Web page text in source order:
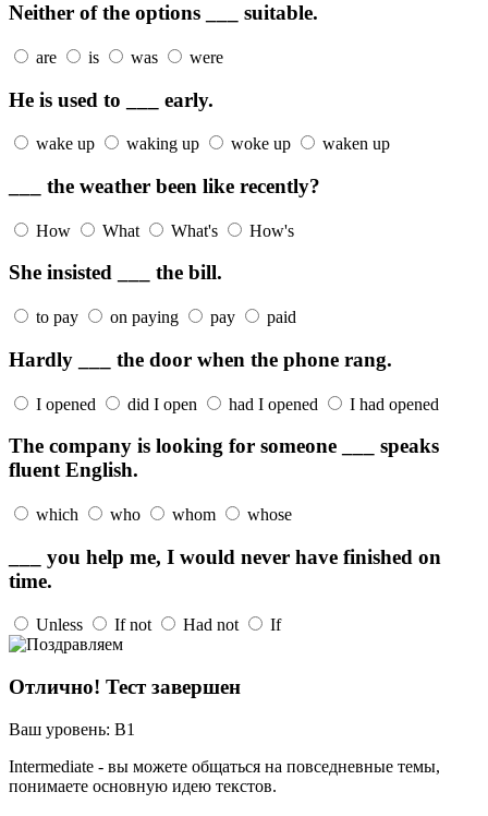
Neither of the options ___ suitable.
are is was were
He is used to ___ early.
wake up waking up woke up waken up
___ the weather been like recently?
How What What's How's
She insisted ___ the bill.
to pay on paying pay paid
Hardly ___ the door when the phone rang.
I opened did I open had I opened I had opened
The company is looking for someone ___ speaks
fluent English.
which who whom whose
___ you help me, I would never have finished on
time.
Unless If not Had not If
Отлично! Тест завершен
Ваш уровень: B1
Intermediate - вы можете общаться на повседневные темы,
понимаете основную идею текстов.